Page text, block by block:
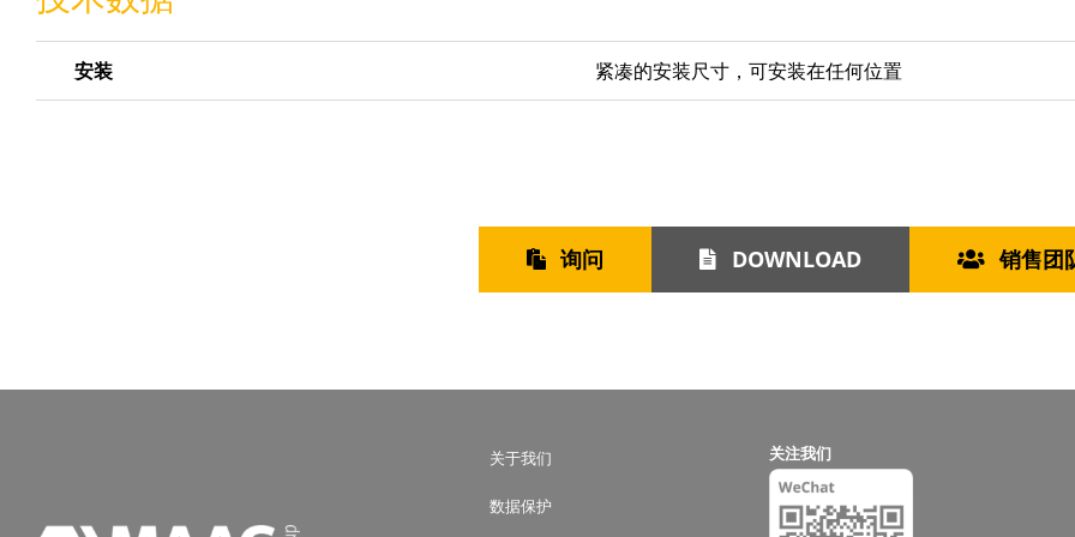
安装 紧凑的安装尺寸，可安装在任何位置
询问 DOWNLOAD 销售团
关于我们
数据保护
关注我们